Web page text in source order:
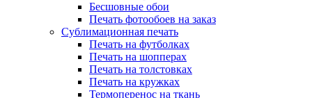
Бесшовные обои
Печать фотообоев на заказ
Сублимационная печать
Печать на футболках
Печать на шопперах
Печать на толстовках
Печать на кружках
Термоперенос на ткань